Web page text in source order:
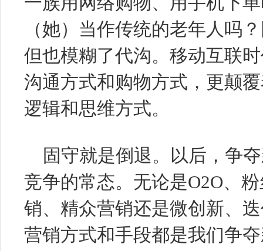
（她）当作传统的老年人吗
但也模糊了代沟。移动互联
沟通方式和购物方式，更颠
逻辑和思维方式。
固守就是倒退。以后，争
竞争的常态。无论是O2O、
销、精众营销还是微创新、
营销方式和手段都是我们争